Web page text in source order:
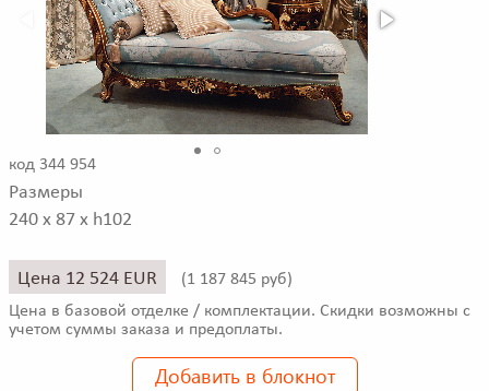
код 344 954
Размеры
240 x 87 x h102
Цена 12 524 EUR (1 187 845 руб)
Цена в базовой отделке / комплектации. Скидки возможны с
учетом суммы заказа и предоплаты.
Добавить в блокнот